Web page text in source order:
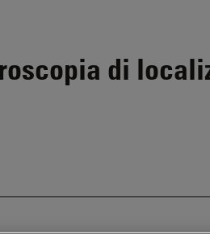
di
disponibile. Ci contatti per